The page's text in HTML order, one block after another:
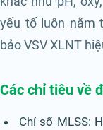
yếu tố luôn nằm
bảo VSV XLNT
Các chỉ tiêu về
Chỉ số MLSS: